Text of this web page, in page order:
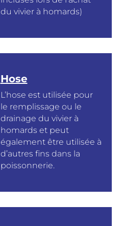
du vivier à homards)
Hose
L’hose est utilisée pour
le remplissage ou le
drainage du vivier à
homards et peut
également être utilisée à
d’autres fins dans la
poissonnerie.